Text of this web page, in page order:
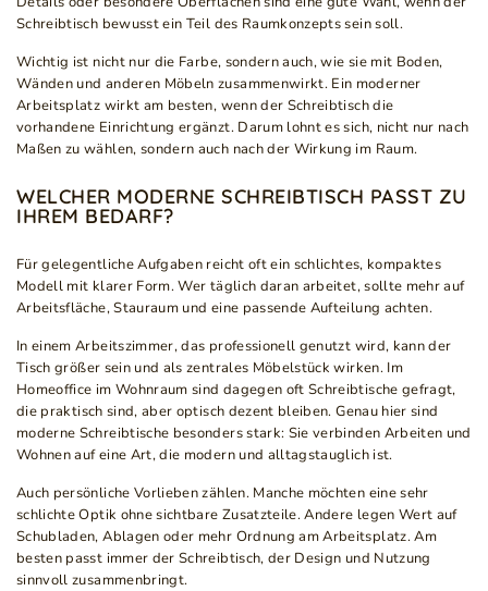
Schreibtisch bewusst ein Teil des Raumkonzepts sein soll.
Wichtig ist nicht nur die Farbe, sondern auch, wie sie mit Boden,
Wänden und anderen Möbeln zusammenwirkt. Ein moderner
Arbeitsplatz wirkt am besten, wenn der Schreibtisch die
vorhandene Einrichtung ergänzt. Darum lohnt es sich, nicht nur nach
Maßen zu wählen, sondern auch nach der Wirkung im Raum.
WELCHER MODERNE SCHREIBTISCH PASST ZU
IHREM BEDARF?
Für gelegentliche Aufgaben reicht oft ein schlichtes, kompaktes
Modell mit klarer Form. Wer täglich daran arbeitet, sollte mehr auf
Arbeitsfläche, Stauraum und eine passende Aufteilung achten.
In einem Arbeitszimmer, das professionell genutzt wird, kann der
Tisch größer sein und als zentrales Möbelstück wirken. Im
Homeoffice im Wohnraum sind dagegen oft Schreibtische gefragt,
die praktisch sind, aber optisch dezent bleiben. Genau hier sind
moderne Schreibtische besonders stark: Sie verbinden Arbeiten und
Wohnen auf eine Art, die modern und alltagstauglich ist.
Auch persönliche Vorlieben zählen. Manche möchten eine sehr
schlichte Optik ohne sichtbare Zusatzteile. Andere legen Wert auf
Schubladen, Ablagen oder mehr Ordnung am Arbeitsplatz. Am
besten passt immer der Schreibtisch, der Design und Nutzung
sinnvoll zusammenbringt.